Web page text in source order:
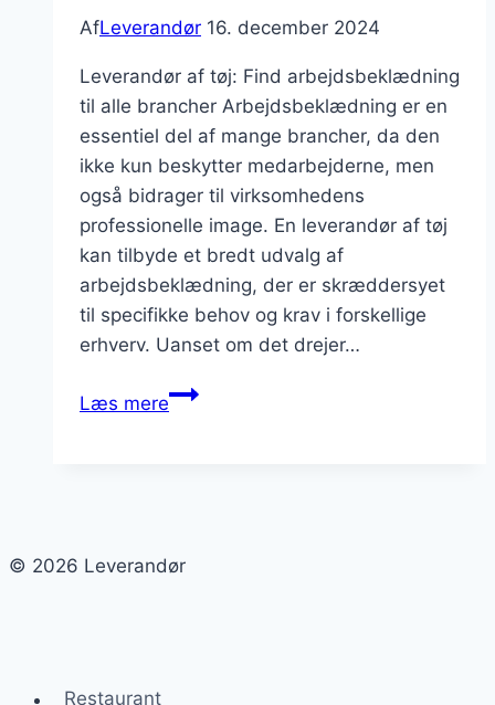
AfLeverandør 16. december 2024
Leverandør af tøj: Find arbejdsbeklædning
til alle brancher Arbejdsbeklædning er en
essentiel del af mange brancher, da den
ikke kun beskytter medarbejderne, men
også bidrager til virksomhedens
professionelle image. En leverandør af tøj
kan tilbyde et bredt udvalg af
arbejdsbeklædning, der er skræddersyet
til specifikke behov og krav i forskellige
erhverv. Uanset om det drejer…
Læs mereLeverandør
alle
© 2026 Leverandør
Restaurant